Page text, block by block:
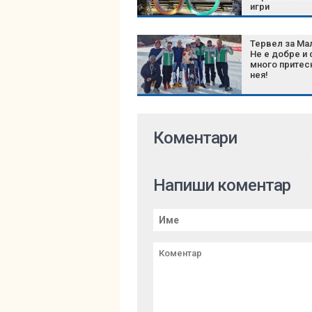
игри
Тервел за
Не е добре и
много
нея!
Коментари
Напиши коментар